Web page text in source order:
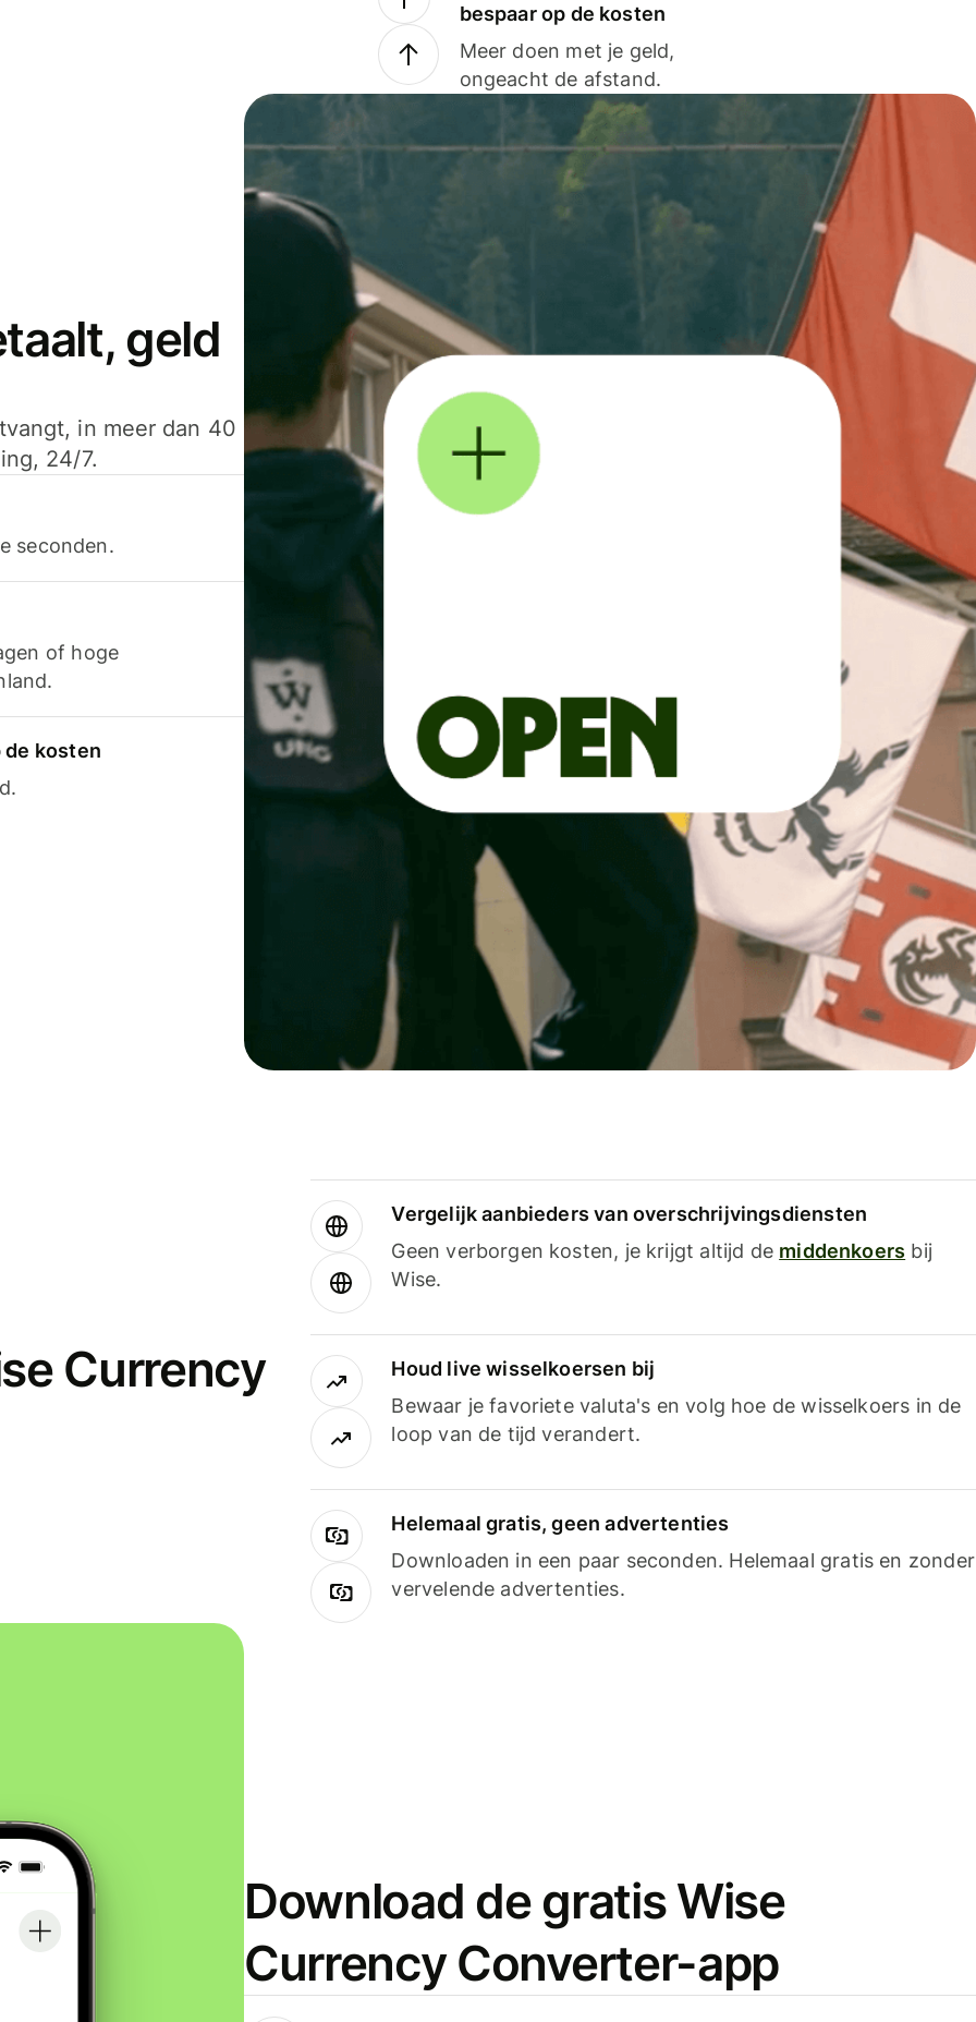
bespaar op de kosten
Meer doen met je geld,
ongeacht de afstand.
geld
in meer dan 40
24/7.
seconden.
of hoge
de kosten
Currency
Vergelijk aanbieders van overschrijvingsdiensten
Geen verborgen kosten, je krijgt altijd de middenkoers bij
Wise.
Houd live wisselkoersen bij
Bewaar je favoriete valuta's en volg hoe de wisselkoers in de
loop van de tijd verandert.
Helemaal gratis, geen advertenties
Downloaden in een paar seconden. Helemaal gratis en zonder
vervelende advertenties.
Download de gratis Wise
Currency Converter-app